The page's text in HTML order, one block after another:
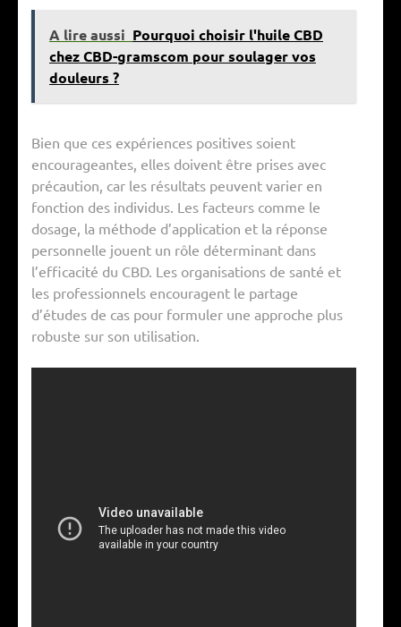
A lire aussi Pourquoi choisir l'huile CBD
chez CBD-gramscom pour soulager vos
douleurs ?
Bien que ces expériences positives soient
encourageantes, elles doivent être prises avec
précaution, car les résultats peuvent varier en
fonction des individus. Les facteurs comme le
dosage, la méthode d’application et la réponse
personnelle jouent un rôle déterminant dans
l’efficacité du CBD. Les organisations de santé et
les professionnels encouragent le partage
d’études de cas pour formuler une approche plus
robuste sur son utilisation.